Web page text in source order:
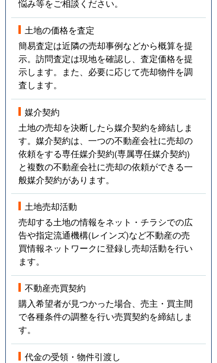
悩み等をご相談ください。
土地の価格を査定
簡易査定は近隣の売却事例などから概算を提
示。訪問査定は現地を確認し、査定価格を提
示します。また、必要に応じて売却物件を調
査します。
媒介契約
土地の売却を決断したら媒介契約を締結しま
す。媒介契約は、一つの不動産会社に売却の
依頼をする専任媒介契約(専属専任媒介契約)
と複数の不動産会社に売却の依頼ができる一
般媒介契約があります。
土地売却活動
売却する土地の情報をネット・チラシでの広
告や指定流通機構(レインズ)など不動産の売
買情報ネットワークに登録し売却活動を行い
ます。
不動産売買契約
購入希望者が見つかった場合、売主・買主間
で各種条件の調整を行い売買契約を締結しま
す。
代金の受領・物件引渡し